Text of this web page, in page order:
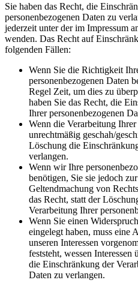
Sie haben das Recht, die
personenbezogenen Daten zu
jederzeit unter der im Impressum
wenden. Das Recht auf
folgenden Fällen:
Wenn Sie die Richtigkeit
personenbezogenen Daten
Regel Zeit, um dies zu
haben Sie das Recht, die
Ihrer personenbezogenen
Wenn die Verarbeitung
unrechtmäßig geschah/
Löschung die
verlangen.
Wenn wir Ihre
benötigen, Sie sie jedoch
Geltendmachung von
das Recht, statt der
Verarbeitung Ihrer
Wenn Sie einen
eingelegt haben, muss eine
unseren Interessen
feststeht, wessen Interessen
die Einschränkung der
Daten zu verlangen.